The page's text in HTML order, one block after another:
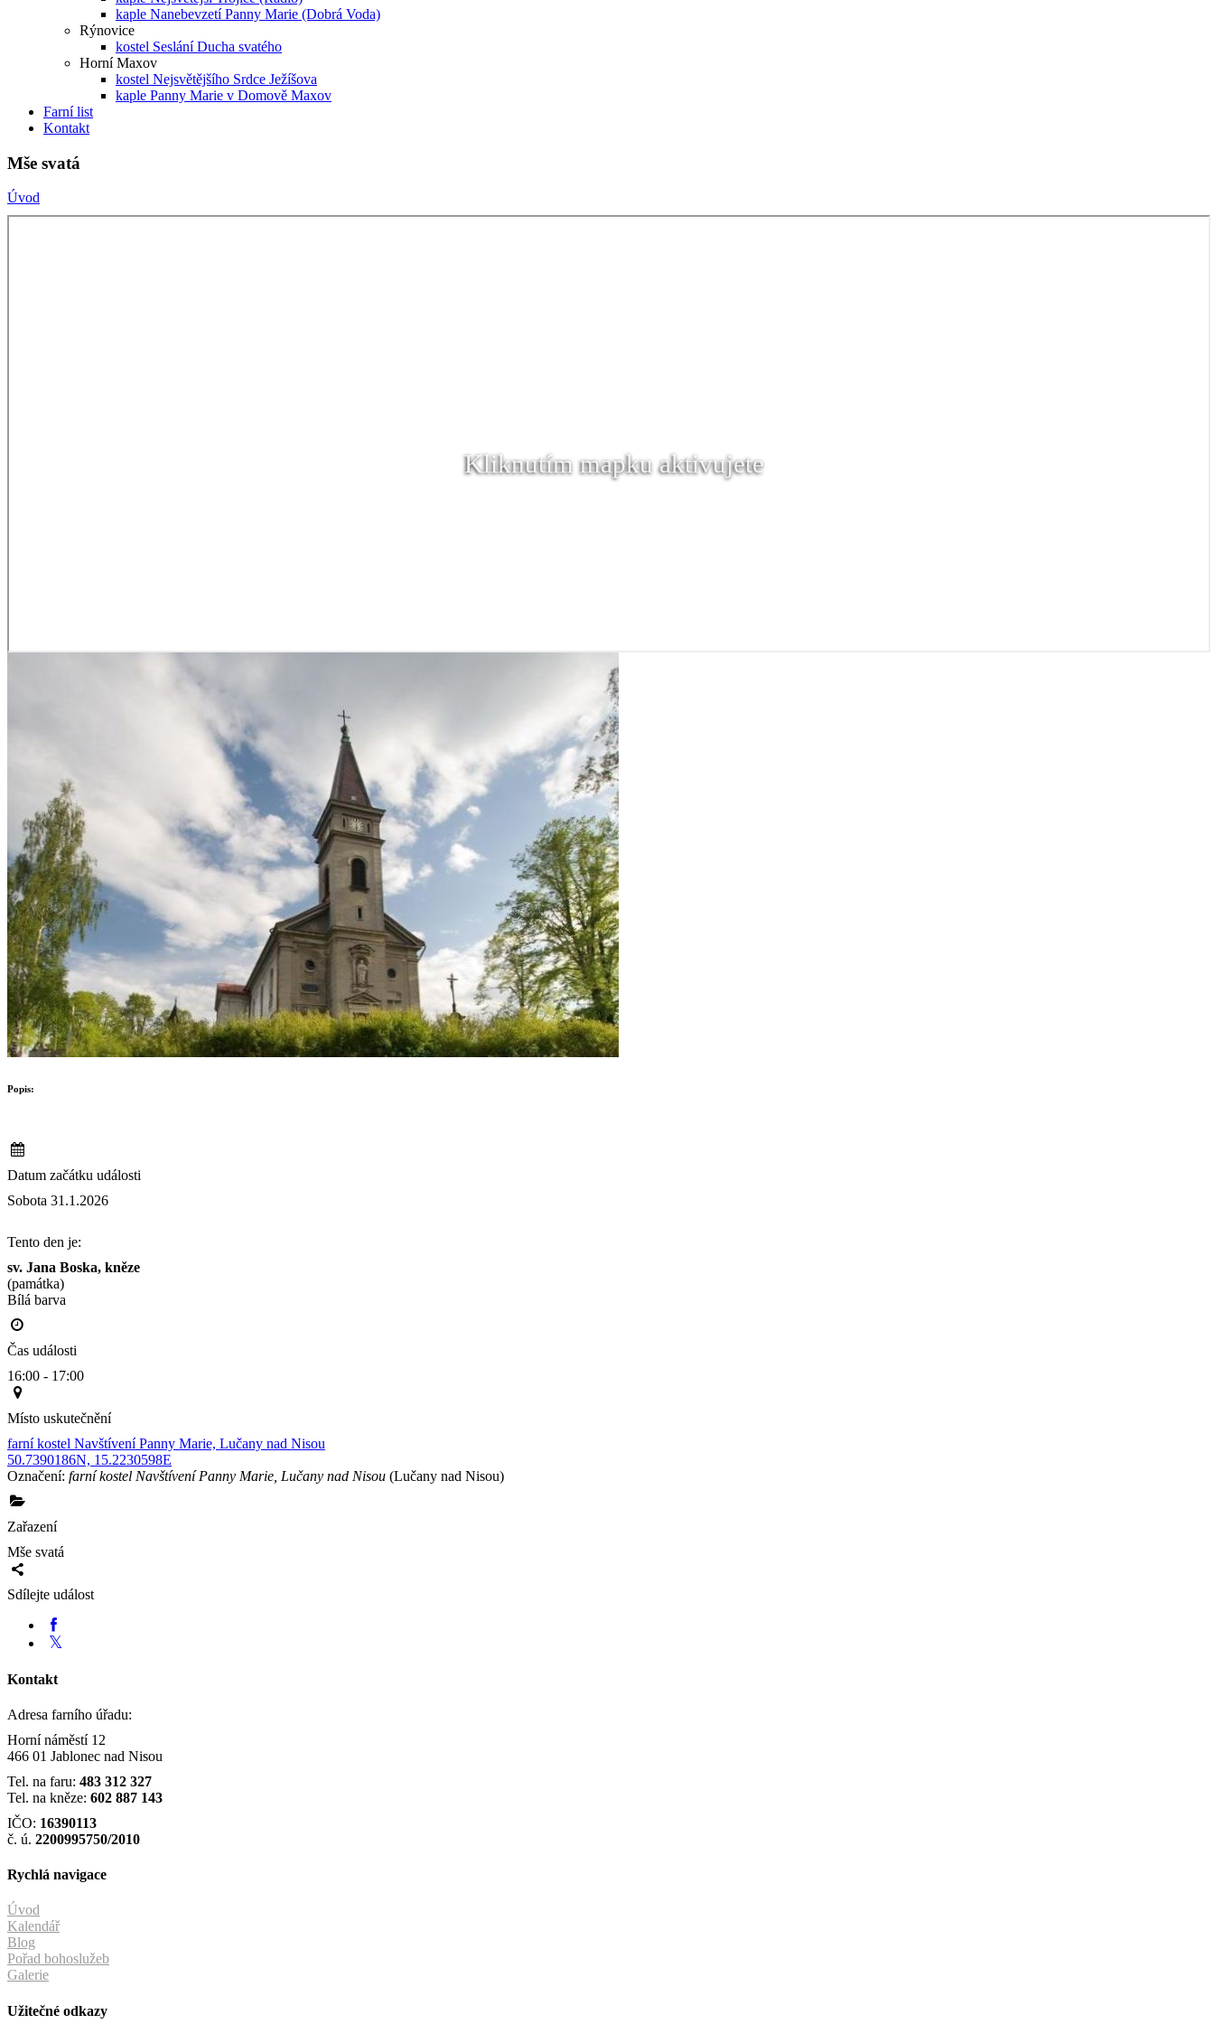
kaple Nanebevzetí Panny Marie (Dobrá Voda)
Rýnovice
kostel Seslání Ducha svatého
Horní Maxov
kostel Nejsvětějšího Srdce Ježíšova
kaple Panny Marie v Domově Maxov
Farní list
Kontakt
Mše svatá
Úvod
Kliknutím mapku aktivujete
Popis:
Datum začátku události
Sobota 31.1.2026
Tento den je:
sv. Jana Boska, kněze
(památka)
Bílá barva
Čas události
16:00 - 17:00
Místo uskutečnění
farní kostel Navštívení Panny Marie, Lučany nad Nisou
50.7390186N, 15.2230598E
Označení: farní kostel Navštívení Panny Marie, Lučany nad Nisou (Lučany nad Nisou)
Zařazení
Mše svatá
Sdílejte událost
Kontakt
Adresa farního úřadu:
Horní náměstí 12
466 01 Jablonec nad Nisou
Tel. na faru: 483 312 327
Tel. na kněze: 602 887 143
IČO: 16390113
č. ú. 2200995750/2010
Rychlá navigace
Úvod
Kalendář
Blog
Pořad bohoslužeb
Galerie
Užitečné odkazy